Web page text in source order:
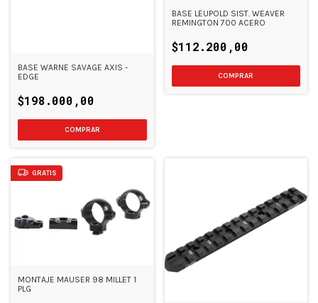
BASE WARNE SAVAGE AXIS -
EDGE
$198.000,00
BASE LEUPOLD SIST. WEAVER
REMINGTON 700 ACERO
$112.200,00
GRATIS
MONTAJE MAUSER 98 MILLET 1
PLG